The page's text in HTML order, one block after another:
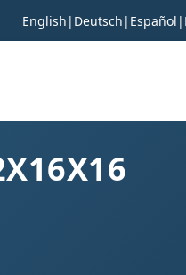
English | Deutsch | Español |